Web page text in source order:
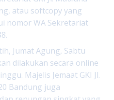
atau softcopy yang
nomor WA Sekretariat
Jumat Agung, Sabtu
dilakukan secara online
Majelis Jemaat GKI Jl.
Bandung juga